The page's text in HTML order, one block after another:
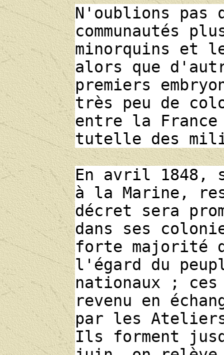
N'oublions pas
communautés
minorquins et
alors que
premiers
très peu de
entre la
tutelle des
En avril 1848,
à la Marine,
décret sera
dans ses
forte majorité
l'égard du
nationaux ;
revenu en
par les
Ils forment